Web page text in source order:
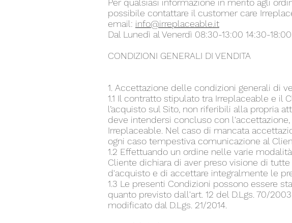
Per qualsiasi informazione in merito agli
possibile contattare il customer care
email: info@irreplaceable.it
Dal Lunedì al Venerdì 08:30-13:00 14:30-18:00
CONDIZIONI GENERALI DI VENDITA
1. Accettazione delle condizioni generali di
1.1 Il contratto stipulato tra Irreplaceable e il
l’acquisto sul Sito, non riferibili alla propria
deve intendersi concluso con
Irreplaceable. Nel caso di mancata
ogni caso tempestiva comunicazione al
1.2 Effettuando un ordine nelle varie
Cliente dichiara di aver preso visione di
d'acquisto e di accettare integralmente le
1.3 Le presenti Condizioni possono essere
quanto previsto dall'art. 12 del D.Lgs. 70/
modificato dal D.Lgs. 21/2014.